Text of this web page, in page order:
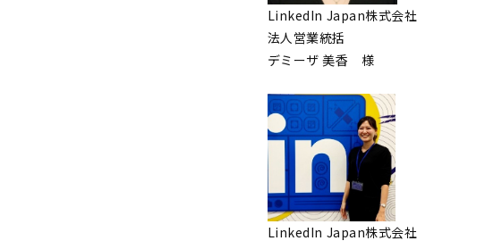
LinkedIn Japan株式会社
法人営業統括
デミーザ 美香 様
LinkedIn Japan株式会社